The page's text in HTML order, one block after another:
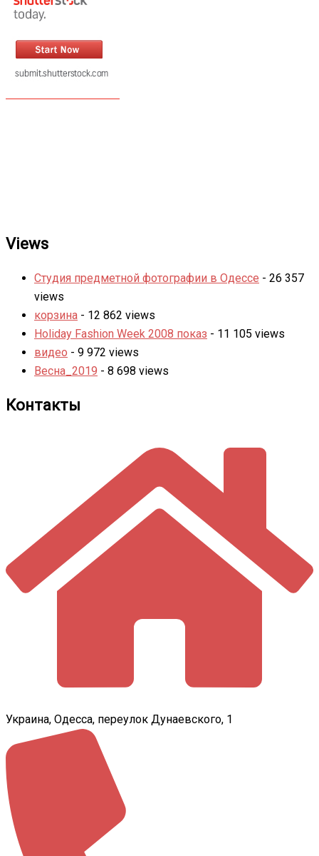
Views
Студия предметной фотографии в Одессе - 26 357
views
корзина - 12 862 views
Holiday Fashion Week 2008 показ - 11 105 views
видео - 9 972 views
Весна_2019 - 8 698 views
Контакты
Украина, Одесса, переулок Дунаевского, 1